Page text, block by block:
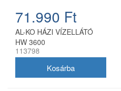
71.990 Ft
AL-KO HÁZI VÍZELLÁTÓ
HW 3600
113798